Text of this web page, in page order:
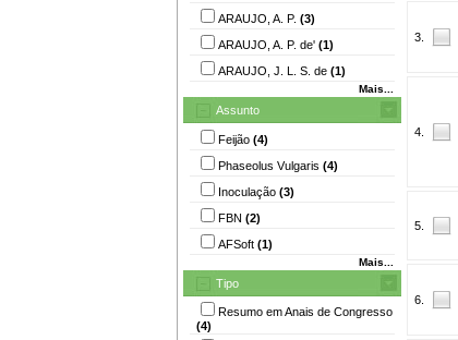
ARAUJO, A. P. (3)
ARAUJO, A. P. de' (1)
ARAUJO, J. L. S. de (1)
Mais...
Assunto
Feijão (4)
Phaseolus Vulgaris (4)
Inoculação (3)
FBN (2)
AFSoft (1)
Mais...
Tipo
Resumo em Anais de Congresso
(4)
3.
4.
5.
6.